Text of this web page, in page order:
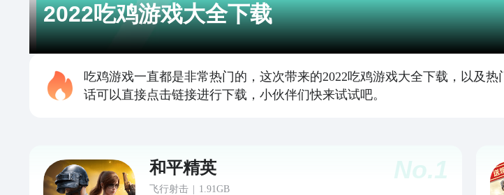
2022吃鸡游戏大全下载
吃鸡游戏一直都是非常热门的，这次带来的2022吃鸡游戏大全下载，以及
话可以直接点击链接进行下载，小伙伴们快来试试吧。
No.1
和平精英
飞行射击 1.91GB